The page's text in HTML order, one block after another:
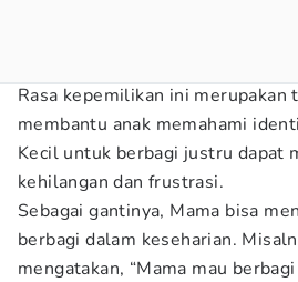
Rasa kepemilikan ini merupakan
membantu anak memahami
Kecil untuk berbagi justru dapat
kehilangan dan frustrasi.
Sebagai gantinya, Mama bisa
berbagi dalam keseharian.
mengatakan, “Mama mau